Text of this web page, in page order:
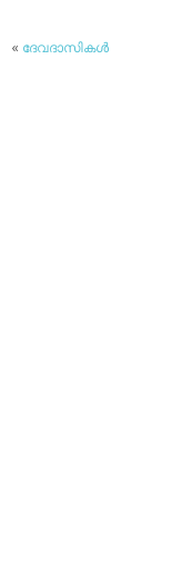
« ദേവദാസികള്‍